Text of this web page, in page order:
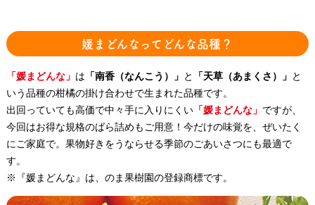
媛まどんなってどんな品種？
「媛まどんな」 は 「南香（なんこう）」 と 「天草（あまくさ）」 と
いう品種の柑橘の掛け合わせで生まれた品種です。
出回っていても高価で中々手に入りにくい「媛まどんな」 ですが、
今回はお得な規格のばら詰めもご用意！今だけの味覚を、ぜいたく
にご家庭で。果物好きをうならせる季節のごあいさつにも最適で
す。
※『媛まどんな』は、のま果樹園の登録商標です。